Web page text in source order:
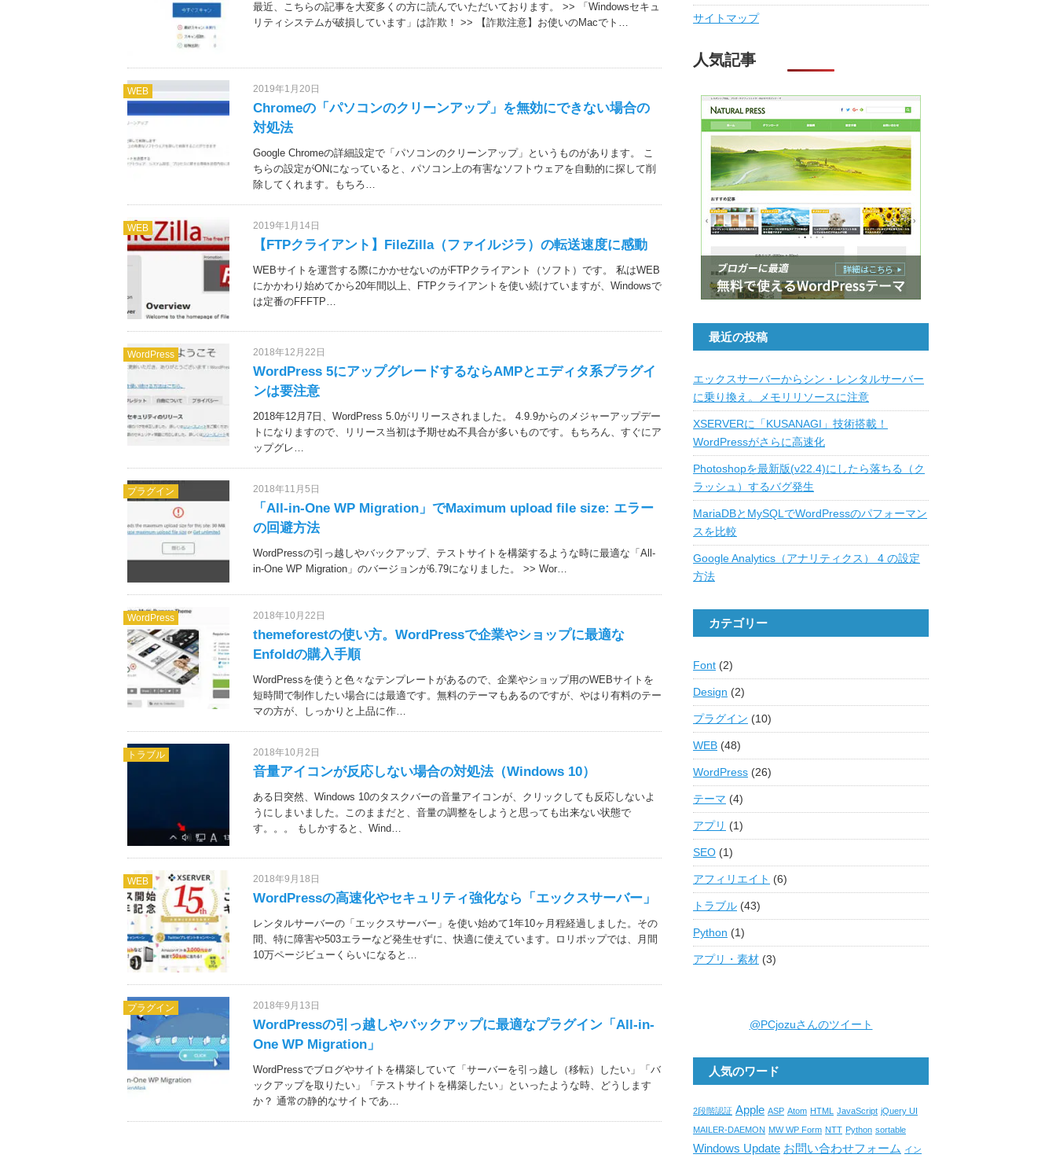
最近、こちらの記事を大変多くの方に読んでいただいております。 >> 「Windowsセキュ
リティシステムが破損しています」は詐欺！ >> 【詐欺注意】お使いのMacでト…
WEB 2019年1月20日
Chromeの「パソコンのクリーンアップ」を無効にできない場合の
対処法
Google Chromeの詳細設定で「パソコンのクリーンアップ」というものがあります。 こ
ちらの設定がONになっていると、パソコン上の有害なソフトウェアを自動的に探して削
除してくれます。もちろ…
WEB 2019年1月14日
【FTPクライアント】FileZilla（ファイルジラ）の転送速度に感動
WEBサイトを運営する際にかかせないのがFTPクライアント（ソフト）です。 私はWEB
にかかわり始めてから20年間以上、FTPクライアントを使い続けていますが、Windowsで
は定番のFFFTP…
WordPress 2018年12月22日
WordPress 5にアップグレードするならAMPとエディタ系プラグイ
ンは要注意
2018年12月7日、WordPress 5.0がリリースされました。 4.9.9からのメジャーアップデー
トになりますので、リリース当初は予期せぬ不具合が多いものです。もちろん、すぐにア
ップグレ…
プラグイン 2018年11月5日
「All-in-One WP Migration」でMaximum upload file size: エラー
の回避方法
WordPressの引っ越しやバックアップ、テストサイトを構築するような時に最適な「All-
in-One WP Migration」のバージョンが6.79になりました。 >> Wor…
WordPress 2018年10月22日
themeforestの使い方。WordPressで企業やショップに最適な
Enfoldの購入手順
WordPressを使うと色々なテンプレートがあるので、企業やショップ用のWEBサイトを
短時間で制作したい場合には最適です。無料のテーマもあるのですが、やはり有料のテー
マの方が、しっかりと上品に作…
トラブル 2018年10月2日
音量アイコンが反応しない場合の対処法（Windows 10）
ある日突然、Windows 10のタスクバーの音量アイコンが、クリックしても反応しないよ
うにしまいました。このままだと、音量の調整をしようと思っても出来ない状態で
す。。。 もしかすると、Wind…
WEB 2018年9月18日
WordPressの高速化やセキュリティ強化なら「エックスサーバー」
レンタルサーバーの「エックスサーバー」を使い始めて1年10ヶ月程経過しました。その
間、特に障害や503エラーなど発生せずに、快適に使えています。ロリポップでは、月間
10万ページビューくらいになると…
プラグイン 2018年9月13日
WordPressの引っ越しやバックアップに最適なプラグイン「All-in-
One WP Migration」
WordPressでブログやサイトを構築していて「サーバーを引っ越し（移転）したい」「バ
ックアップを取りたい」「テストサイトを構築したい」といったような時、どうします
か？ 通常の静的なサイトであ…
サイトマップ
人気記事
最近の投稿
エックスサーバーからシン・レンタルサーバー
に乗り換え。メモリリソースに注意
XSERVERに「KUSANAGI」技術搭載！
WordPressがさらに高速化
Photoshopを最新版(v22.4)にしたら落ちる（ク
ラッシュ）するバグ発生
MariaDBとMySQLでWordPressのパフォーマン
スを比較
Google Analytics（アナリティクス） 4 の設定
方法
カテゴリー
Font (2)
Design (2)
プラグイン (10)
WEB (48)
WordPress (26)
テーマ (4)
アプリ (1)
SEO (1)
アフィリエイト (6)
トラブル (43)
Python (1)
アプリ・素材 (3)
@PCjozuさんのツイート
人気のワード
2段階認証 Apple ASP Atom HTML JavaScript jQuery UI
MAILER-DAEMON MW WP Form NTT Python sortable
Windows Update お問い合わせフォーム イン